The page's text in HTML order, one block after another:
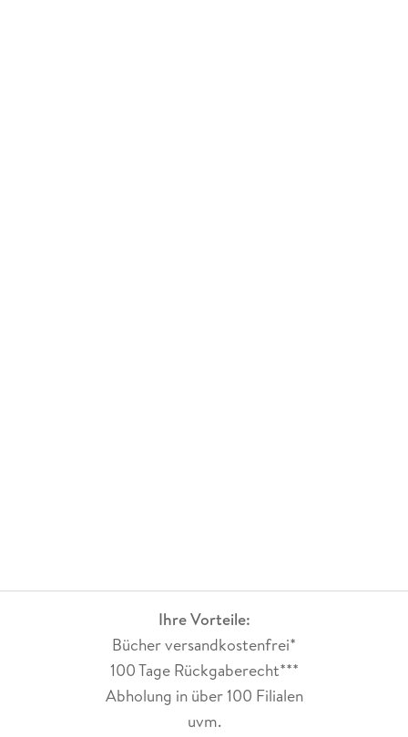
Ihre Vorteile:
Bücher versandkostenfrei*
100 Tage Rückgaberecht***
Abholung in über 100 Filialen
uvm.